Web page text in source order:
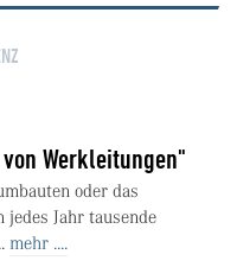
Werkleitungen"
oder das
jedes Jahr tausende
mehr ....